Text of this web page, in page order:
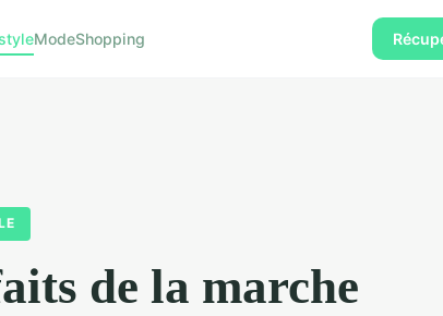
ModeShopping
de la marche